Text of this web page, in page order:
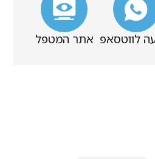
לווטסאפ אתר המטפל